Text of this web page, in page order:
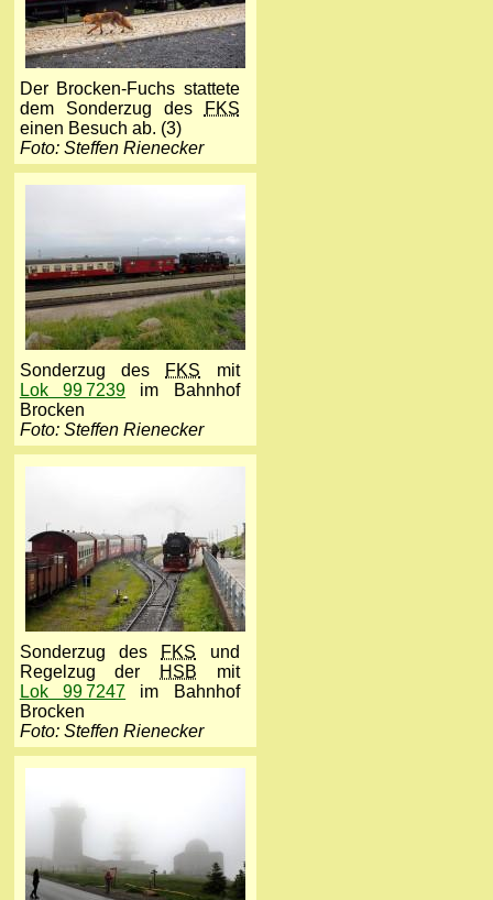
Der Brocken-Fuchs stattete
dem Sonderzug des
FKS
einen Besuch ab. (3)
Foto: Steffen Rienecker
Sonderzug des FKS mit
Lok 99 7239 im Bahnhof
Brocken
Foto: Steffen Rienecker
Sonderzug des FKS und
Regelzug der
HSB mit
Lok 99 7247 im Bahnhof
Brocken
Foto: Steffen Rienecker